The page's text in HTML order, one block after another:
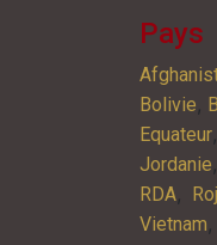
Pays
Bolivie,
Equateur,
Jordanie,
RDA,
Vietnam,